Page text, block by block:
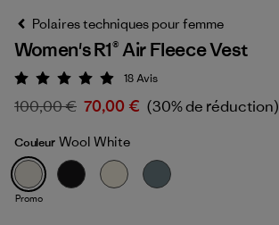
Wool White
Polaires techniques pour femme
Women's R1® Air Fleece Vest
Évaluation: 4.9 / 5
18Avis
100,00 € 70,00 € (30% de réduction)
Couleur Wool White
Promo